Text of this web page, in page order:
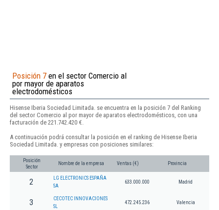
Posición 7 en el sector Comercio al
por mayor de aparatos
electrodomésticos
Hisense Iberia Sociedad Limitada. se encuentra en la posición 7 del Ranking
del sector Comercio al por mayor de aparatos electrodomésticos, con una
facturación de 221.742.420 €.
A continuación podrá consultar la posición en el ranking de Hisense Iberia
Sociedad Limitada. y empresas con posiciones similares:
Posición
Sector
Nombre de la empresa Ventas (€) Provincia
2
LG ELECTRONICS ESPAÑA
SA
633.000.000 Madrid
3
CECOTEC INNOVACIONES
SL
472.245.236 Valencia